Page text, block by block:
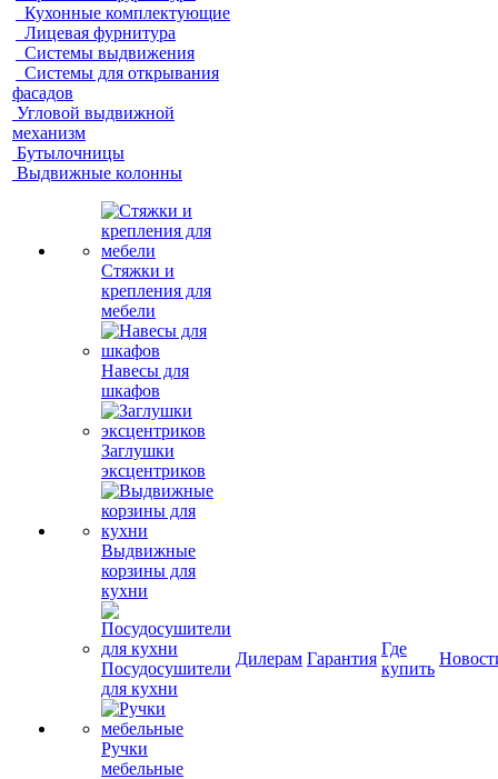
Кухонные комплектующие
Лицевая фурнитура
Системы выдвижения
Системы для открывания
фасадов
Угловой выдвижной
механизм
Бутылочницы
Выдвижные колонны
Стяжки и
крепления для
мебели
Навесы для
шкафов
Заглушки
эксцентриков
Выдвижные
корзины для
кухни
Посудосушители
для кухни
Ручки
мебельные
Дилерам Гарантия
Где
купить